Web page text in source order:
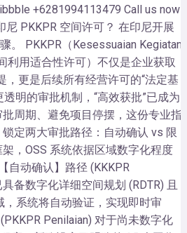
+6281994113479 Call us now!
尼 PKKPR 空间许可？ 在印尼开展
。 PKKPR（Kesessuaian Kegiatan
利用适合性许可）不仅是企业获取
，更是后续所有经营许可的“法定基
明的审批机制，“高效获批”已成为
周期、避免项目停摆，这份专业指
定两大审批路径：自动确认 vs 限
，OSS 系统依据区域数字化程度
自动确认】路径 (KKKPR
备数字化详细空间规划 (RDTR) 且
，系统将自动验证，实现即时审
Penilaian) 对于尚未数字化